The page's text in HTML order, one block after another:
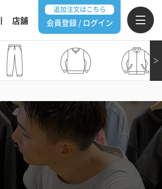
店舗
追加注文はこちら
会員登録 / ログイン
＞